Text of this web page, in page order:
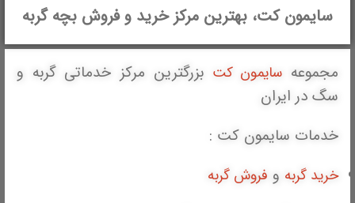
سایمون کت، بهترین مرکز خرید و فروش بچه گربه
مجموعه سایمون کت بزرگترین مرکز خدماتی گربه و
سگ در ایران
خدمات سایمون کت :
خرید گربه و فروش گربه